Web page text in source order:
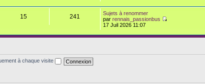
15 241
Sujets à renommer
parrennais_passionbus
17 Juil 2026 11:07
à chaque visite